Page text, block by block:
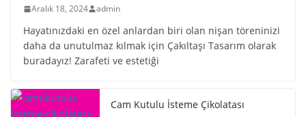
Aralık 18, 2024 admin
Hayatınızdaki en özel anlardan biri olan nişan töreninizi
daha da unutulmaz kılmak için Çakıltaşı Tasarım olarak
buradayız! Zarafeti ve estetiği
Cam Kutulu İsteme Çikolatası